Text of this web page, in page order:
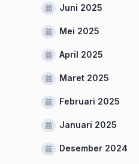
Juni 2025
Mei 2025
April 2025
Maret 2025
Februari 2025
Januari 2025
Desember 2024